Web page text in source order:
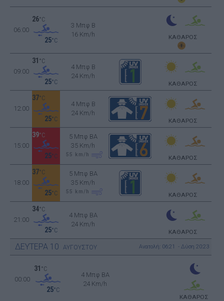
06:00
26°C
25°C
3 Μπφ B
16 Km/h
ΚΑΘΑΡΟΣ
09:00
31 °C
25°C
4 Μπφ B
24 Km/h
ΚΑΘΑΡΟΣ
12:00
37°C
25°C
4 Μπφ B
24 Km/h
ΚΑΘΑΡΟΣ
15:00
39°C
25°C
5 Μπφ BA
35 Km/h
55 km/h ΚΑΘΑΡΟΣ
18:00
37°C
25°C
5 Μπφ BA
35 Km/h
55 km/h ΚΑΘΑΡΟΣ
21:00
34°C
25°C
4 Μπφ BA
24 Km/h
ΚΑΘΑΡΟΣ
ΔΕΥΤΕΡΑ 10 ΑΥΓΟΥΣΤΟΥ Ανατολή: 06:21 - Δύση 20:23
00:00
31 °C
25°C
4 Μπφ BA
24 Km/h
ΚΑΘΑΡΟΣ